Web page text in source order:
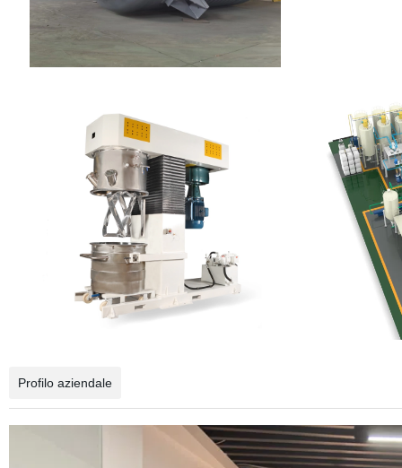
Profilo aziendale